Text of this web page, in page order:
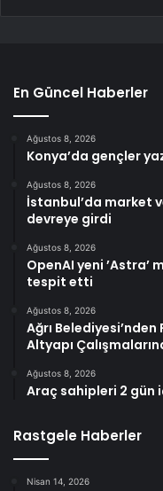
En Güncel Haberler
Ağustos 8, 2026
Konya’da gençler
Ağustos 8, 2026
İstanbul’da market
devreye girdi
Ağustos 8, 2026
OpenAI yeni
tespit etti
Ağustos 8, 2026
Ağrı
Altyapı
Ağustos 8, 2026
Araç sahipleri 2 gün
Rastgele Haberler
Nisan 14, 2026